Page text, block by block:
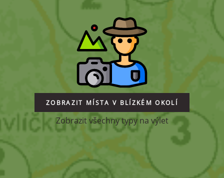
ZOBRAZIT MÍSTA V BLÍZKÉM OKOLÍ
Zobrazit všechny typy na výlet